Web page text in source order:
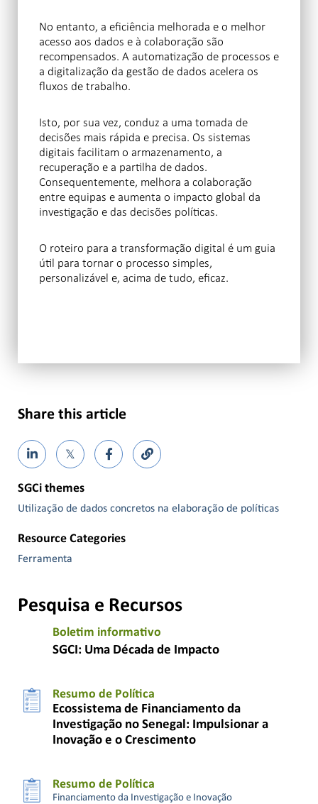
No entanto, a eficiência melhorada e o melhor
acesso aos dados e à colaboração são
recompensados. A automatização de processos e
a digitalização da gestão de dados acelera os
fluxos de trabalho.
Isto, por sua vez, conduz a uma tomada de
decisões mais rápida e precisa. Os sistemas
digitais facilitam o armazenamento, a
recuperação e a partilha de dados.
Consequentemente, melhora a colaboração
entre equipas e aumenta o impacto global da
investigação e das decisões políticas.
O roteiro para a transformação digital é um guia
útil para tornar o processo simples,
personalizável e, acima de tudo, eficaz.
Share this article
𝕏
SGCi themes
Utilização de dados concretos na elaboração de políticas
Resource Categories
Ferramenta
Pesquisa e Recursos
Boletim informativo
SGCI: Uma Década de Impacto
Resumo de Política
Ecossistema de Financiamento da
Investigação no Senegal: Impulsionar a
Inovação e o Crescimento
Resumo de Política
Financiamento da Investigação e Inovação